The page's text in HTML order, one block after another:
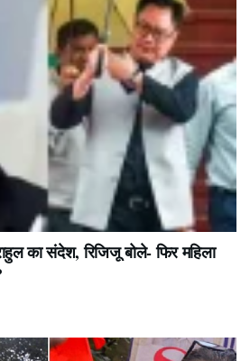
का संदेश, रिजिजू बोले- फिर महिला